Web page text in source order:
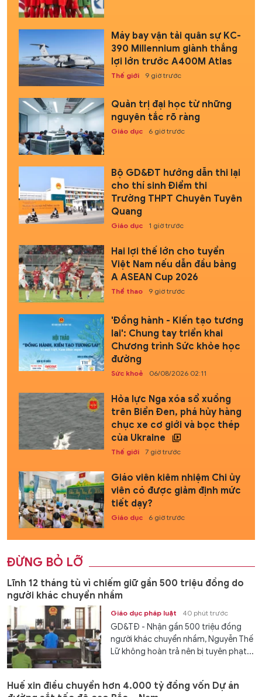
Máy bay vận tải quân sự KC-
390 Millennium giành thắng
lợi lớn trước A400M Atlas
Thế giới 9 giờ trước
Quản trị đại học từ những
nguyên tắc rõ ràng
Giáo dục 6 giờ trước
Bộ GD&ĐT hướng dẫn thi lại
cho thí sinh Điểm thi
Trường THPT Chuyên Tuyên
Quang
Giáo dục 1 giờ trước
Hai lợi thế lớn cho tuyển
Việt Nam nếu dẫn đầu bảng
A ASEAN Cup 2026
Thể thao 9 giờ trước
'Đồng hành - Kiến tạo tương
lai': Chung tay triển khai
Chương trình Sức khỏe học
đường
Sức khoẻ 06/08/2026 02:11
Hỏa lực Nga xóa sổ xuồng
trên Biển Đen, phá hủy hàng
chục xe cơ giới và bọc thép
của Ukraine
Thế giới 7 giờ trước
Giáo viên kiêm nhiệm Chi ủy
viên có được giảm định mức
tiết dạy?
Giáo dục 6 giờ trước
ĐỪNG BỎ LỠ
Lĩnh 12 tháng tù vì chiếm giữ gần 500 triệu đồng do
người khác chuyển nhầm
Giáo dục pháp luật 40 phút trước
GD&TĐ - Nhận gần 500 triệu đồng
người khác chuyển nhầm, Nguyễn Thế
Lữ không hoàn trả nên bị tuyên phạt...
Huế xin điều chuyển hơn 4.000 tỷ đồng vốn Dự án